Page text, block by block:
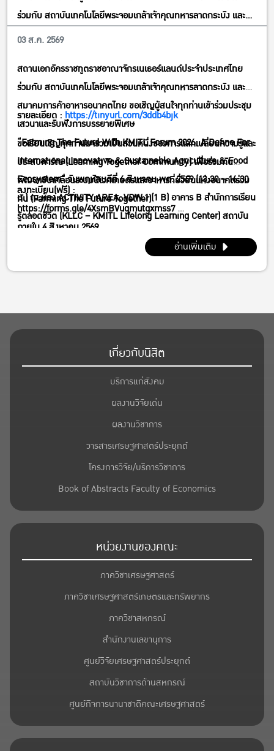
ร่วมกับ สถาบันเทคโนโลยีพระจอมเกล้าเจ้าคุณทหารลาดกระบัง และ
สมาคมการค้าอาหารอนาคตไทย ขอเชิญผู้สนใจทุกท่านเข้าร่วมประชุม
KMITL Forum 2026; A Define For International Innovative &
Sustainable Agriculture & FoodEcosystem” วันพฤหัสบดีที่ 6
สิงหาคม พศ. 2569 (13:30 – 16:30 น.) ณ ห้อง ACTIVITY AREA,
VDW 1 (1 B) อาคาร B สำนักการเรียนรู้ตลอดชีวิต (KLLC – KMITL
Lifelong Learning Center) สถาบันเทคโนโลยีพระจอมเกล้าเจ้าคุณ
ทหารลาดกระบัง กทม.
03 ส.ค. 2569
สถานเอกอัครราชทูตราชอาณาจักรเนเธอร์แลนด์ประจำประเทศไทย
ร่วมกับ สถาบันเทคโนโลยีพระจอมเกล้าเจ้าคุณทหารลาดกระบัง และ
สมาคมการค้าอาหารอนาคตไทย ขอเชิญผู้สนใจทุกท่านเข้าร่วมประชุม
เสวนาและรับฟังการบรรยายพิเศษ
“Farming The Future With KMITL Forum 2026; A Define For
International Innovative & Sustainable Agriculture & Food
Ecosystem” วันพฤหัสบดีที่ 6 สิงหาคม พศ. 2569 (13:30 – 16:30
น.) ณ ห้อง ACTIVITY AREA, VDW 1 (1 B) อาคาร B สำนักการเรียน
รู้ตลอดชีวิต (KLLC – KMITL Lifelong Learning Center) สถาบัน
เทคโนโลยีพระจอมเกล้าเจ้าคุณทหารลาดกระบัง กทม.
รายละเอียด : https://tinyurl.com/3ddb4bjk
ขอเรียนเชิญทุกท่านมาร่วมเป็นส่วนหนึ่งของการแลกเปลี่ยนความรู้และ
ประสบการ์ณ (Learning Together Community) เพื่อร่วมกัน
พัฒนาขับเคลื่อนระบบนิเวศเกษตรและอาหารที่ยั่งยืนแห่งอนาคตร่วม
กัน (Farming The Future Together)
ลงทะเบียน(ฟรี) :
https://forms.gle/4XsmBVugmutgxmss7
ภายใน 4 สิงหาคม 2569
อ่านเพิ่มเติม
เกี่ยวกับนิสิต
บริการแก่สังคม
ผลงานวิจัยเด่น
ผลงานวิชาการ
วารสารเศรษฐศาสตร์ประยุกต์
โครงการวิจัย/บริการวิชาการ
Book of Abstracts Faculty of Economics
หน่วยงานของคณะ
ภาควิชาเศรษฐศาสตร์
ภาควิชาเศรษฐศาสตร์เกษตรและทรัพยากร
ภาควิชาสหกรณ์
สำนักงานเลขานุการ
ศูนย์วิจัยเศรษฐศาสตร์ประยุกต์
สถาบันวิชาการด้านสหกรณ์
ศูนย์กิจการนานาชาติคณะเศรษฐศาสตร์